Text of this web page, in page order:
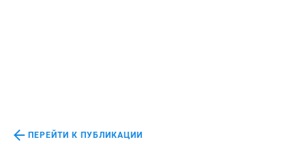
ПЕРЕЙТИ К ПУБЛИКАЦИИ